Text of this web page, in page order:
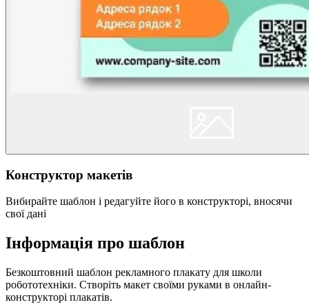
Конструктор макетів
Вибирайте шаблон і редагуйте його в конструкторі, вносячи
свої дані
Інформація про шаблон
Безкоштовний шаблон рекламного плакату для школи
робототехніки. Створіть макет своїми руками в онлайн-
конструкторі плакатів.